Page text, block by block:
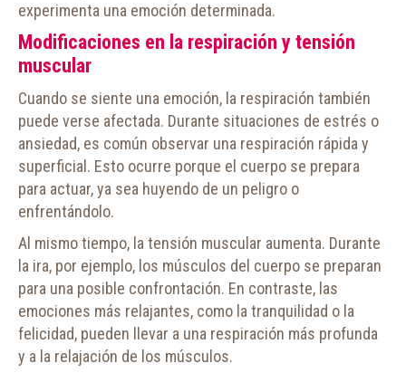
experimenta una emoción determinada.
Modificaciones en la respiración y tensión
muscular
Cuando se siente una emoción, la respiración también
puede verse afectada. Durante situaciones de estrés o
ansiedad, es común observar una respiración rápida y
superficial. Esto ocurre porque el cuerpo se prepara
para actuar, ya sea huyendo de un peligro o
enfrentándolo.
Al mismo tiempo, la tensión muscular aumenta. Durante
la ira, por ejemplo, los músculos del cuerpo se preparan
para una posible confrontación. En contraste, las
emociones más relajantes, como la tranquilidad o la
felicidad, pueden llevar a una respiración más profunda
y a la relajación de los músculos.